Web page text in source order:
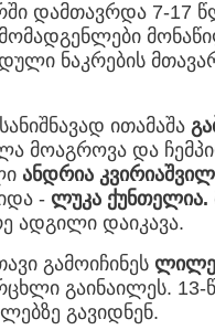
დამთავრდა 7-17
ნაკრების
ითამაშა
მოაგროვა და
ანდრია
- ლუკა ქუნთელია.
ადგილი დაიკავა.
გამოიჩინეს ლილე
გაინაილეს.
გავიდნენ.